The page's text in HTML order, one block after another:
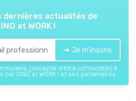
dernières actualités de
at WORK !
➔ Je m'inscris
j’accepte d’être contacté(e) à
CINO at WORK ! et ses partenaires.